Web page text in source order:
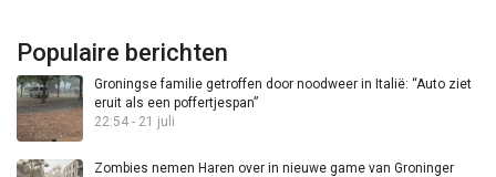
Populaire berichten
Groningse familie getroffen door noodweer in Italië: “Auto ziet
eruit als een poffertjespan”
22:54 - 21 juli
Zombies nemen Haren over in nieuwe game van Groninger